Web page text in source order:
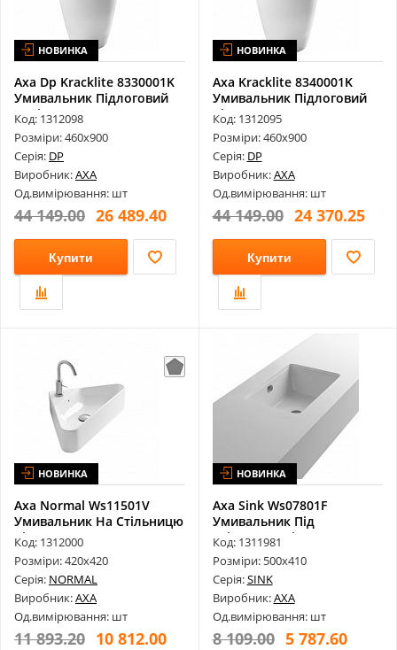
НОВИНКА
Axa Dp Kracklite 8330001K
Умивальник Підлоговий
Виві...
Код: 1312098
Розміри: 460х900
Серія: DP
Виробник:AXA
Од.вимірювання: шт
44 149.00 26 489.40
Купити
НОВИНКА
Axa Kracklite 8340001K
Умивальник Підлоговий
Bianco ...
Код: 1312095
Розміри: 460х900
Серія: DP
Виробник:AXA
Од.вимірювання: шт
44 149.00 24 370.25
Купити
НОВИНКА
Axa Normal Ws11501V
Умивальник На Стільницю
Bianco L...
Код: 1312000
Розміри: 420х420
Серія: NORMAL
Виробник:AXA
Од.вимірювання: шт
11 893.20 10 812.00
НОВИНКА
Axa Sink Ws07801F
Умивальник Під
Стільницю Bianco Lu...
Код: 1311981
Розміри: 500х410
Серія:SINK
Виробник:AXA
Од.вимірювання: шт
8 109.00 5 787.60